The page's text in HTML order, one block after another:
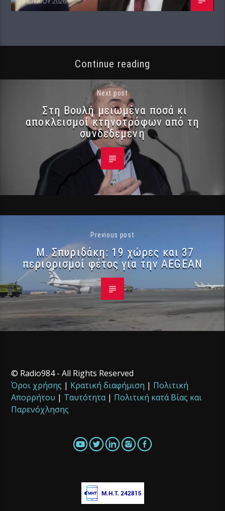
Continue reading
Next post
Στη Βουλή μειωμένα ποσά κι
αποκλεισμοί κτηνοτρόφων από τη
συνδεδεμένη
Previous post
Μ. Σπυριδάκη: 19 χώρες και 37
περιορισμοί φέτος για την AEGEAN
© Radio984 - All Rights Reserved
Όροι χρήσης | Κρατική διαφήμιση | Πολιτική
Απορρήτου | Ταυτότητα| Πολιτική κατά Βίας και
Παρενόχλησης